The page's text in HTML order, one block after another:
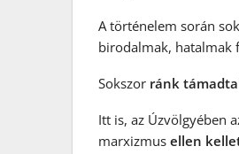
A történelem során
birodalmak, hatalmak
Sokszor ránk
Itt is, az Úzvölgyében
marxizmus ellen